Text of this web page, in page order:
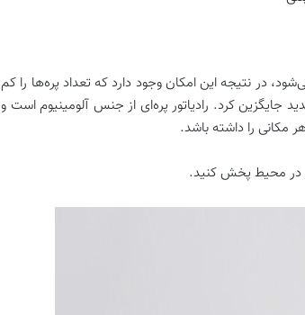
در نتیجه این امکان وجود دارد که تعداد پره‌ها را کم
جایگزین کرد. رادیاتور پره‌ای از جنس آلومینیوم است و
را داشته باشد.
در محیط پخش کنید.